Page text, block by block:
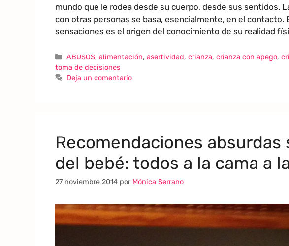
mundo que le rodea desde su cuerpo, desde sus sentidos.
con otras personas se basa, esencialmente, en el contacto.
sensaciones es el origen del conocimiento de su realidad
ABUSOS,alimentación,asertividad,crianza,crianza con apego,
toma de decisiones
Deja un comentario
Recomendaciones absurdas
del bebé: todos a la cama a
27 noviembre 2014 por Mónica Serrano